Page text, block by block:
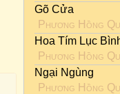
Gõ Cửa
Phương Hồng
Hoa Tím Lục
Phương Hồng
Ngại Ngùng
Phương Hồng